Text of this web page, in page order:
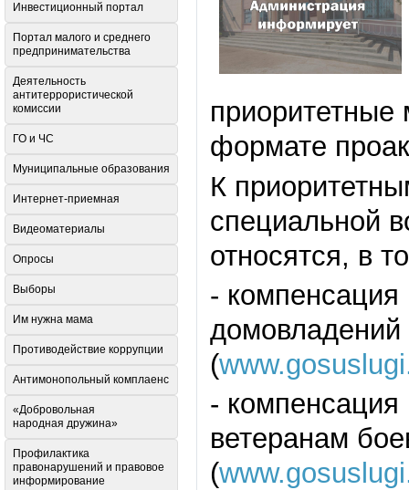
формате
К
специальной
относятся, в
- компенсация
(
-
ветеранам
(
Инвестиционный портал
Портал малого и среднего
предпринимательства
Деятельность
антитеррористической
комиссии
ГО и ЧС
Муниципальные образования
Интернет-приемная
Видеоматериалы
Опросы
Выборы
Им нужна мама
Противодействие коррупции
Антимонопольный комплаенс
«Добровольная
народная дружина»
Профилактика
правонарушений и правовое
информирование